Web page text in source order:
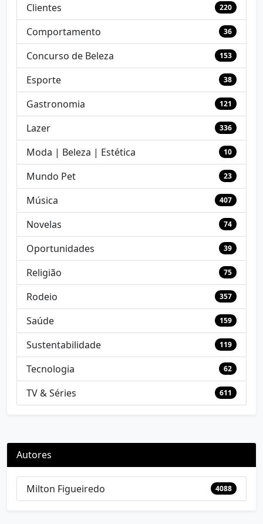
Clientes 220
Comportamento 36
Concurso de Beleza 153
Esporte 38
Gastronomia 121
Lazer 336
Moda | Beleza | Estética 10
Mundo Pet 23
Música 407
Novelas 74
Oportunidades 39
Religião 75
Rodeio 357
Saúde 159
Sustentabilidade 119
Tecnologia 62
TV & Séries 611
Autores
Milton Figueiredo 4088